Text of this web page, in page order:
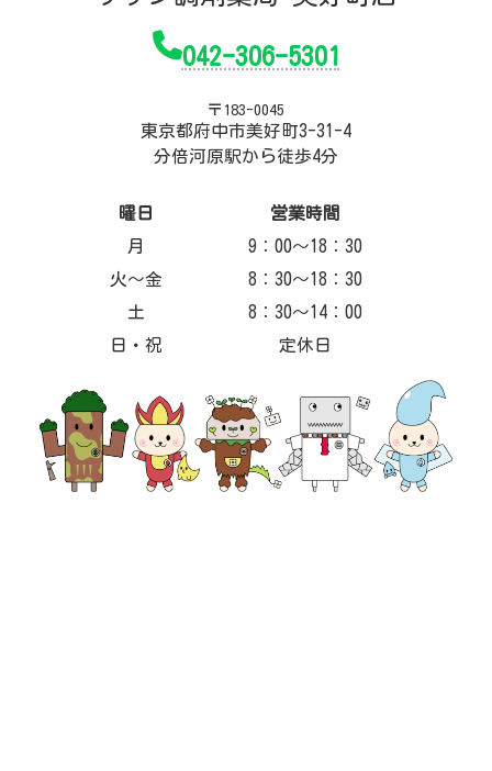
042-306-5301
〒183-0045
東京都府中市美好町3-31-4
分倍河原駅から徒歩4分
曜日
営業時間
月
9：00～18：30
火～金
8：30～18：30
土
8：30～14：00
日・祝
定休日